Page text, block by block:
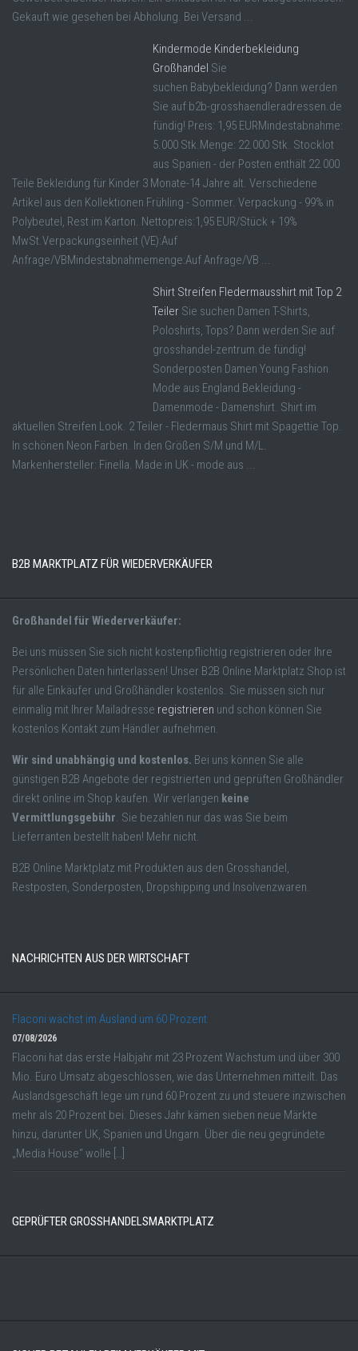
Gekauft wie gesehen bei Abholung. Bei Versand ...
Kindermode Kinderbekleidung
Großhandel Sie
suchen Babybekleidung? Dann werden
Sie auf b2b-grosshaendleradressen.de
fündig! Preis: 1,95 EURMindestabnahme:
5.000 Stk.Menge: 22.000 Stk. Stocklot
aus Spanien - der Posten enthält 22.000
Teile Bekleidung für Kinder 3 Monate-14 Jahre alt. Verschiedene
Artikel aus den Kollektionen Frühling - Sommer. Verpackung - 99% in
Polybeutel, Rest im Karton. Nettopreis:1,95 EUR/Stück + 19%
MwSt.Verpackungseinheit (VE):Auf
Anfrage/VBMindestabnahmemenge:Auf Anfrage/VB ...
Shirt Streifen Fledermausshirt mit Top 2
Teiler Sie suchen Damen T-Shirts,
Poloshirts, Tops? Dann werden Sie auf
grosshandel-zentrum.de fündig!
Sonderposten Damen Young Fashion
Mode aus England Bekleidung -
Damenmode - Damenshirt. Shirt im
aktuellen Streifen Look. 2 Teiler - Fledermaus Shirt mit Spagettie Top.
In schönen Neon Farben. In den Größen S/M und M/L.
Markenhersteller: Finella. Made in UK - mode aus ...
B2B MARKTPLATZ FÜR WIEDERVERKÄUFER
Großhandel für Wiederverkäufer:
Bei uns müssen Sie sich nicht kostenpflichtig registrieren oder Ihre
Persönlichen Daten hinterlassen! Unser B2B Online Marktplatz Shop ist
für alle Einkäufer und Großhändler kostenlos. Sie müssen sich nur
einmalig mit Ihrer Mailadresse registrieren und schon können Sie
kostenlos Kontakt zum Händler aufnehmen.
Wir sind unabhängig und kostenlos. Bei uns können Sie alle
günstigen B2B Angebote der registrierten und geprüften Großhändler
direkt online im Shop kaufen. Wir verlangen keine
Vermittlungsgebühr. Sie bezahlen nur das was Sie beim
Lieferranten bestellt haben! Mehr nicht.
B2B Online Marktplatz mit Produkten aus den Grosshandel,
Restposten, Sonderposten, Dropshipping und Insolvenzwaren.
NACHRICHTEN AUS DER WIRTSCHAFT
Flaconi wächst im Ausland um 60 Prozent
07/08/2026
Flaconi hat das erste Halbjahr mit 23 Prozent Wachstum und über 300
Mio. Euro Umsatz abgeschlossen, wie das Unternehmen mitteilt. Das
Auslandsgeschäft lege um rund 60 Prozent zu und steuere inzwischen
mehr als 20 Prozent bei. Dieses Jahr kämen sieben neue Märkte
hinzu, darunter UK, Spanien und Ungarn. Über die neu gegründete
„Media House“ wolle […]
GEPRÜFTER GROSSHANDELSMARKTPLATZ